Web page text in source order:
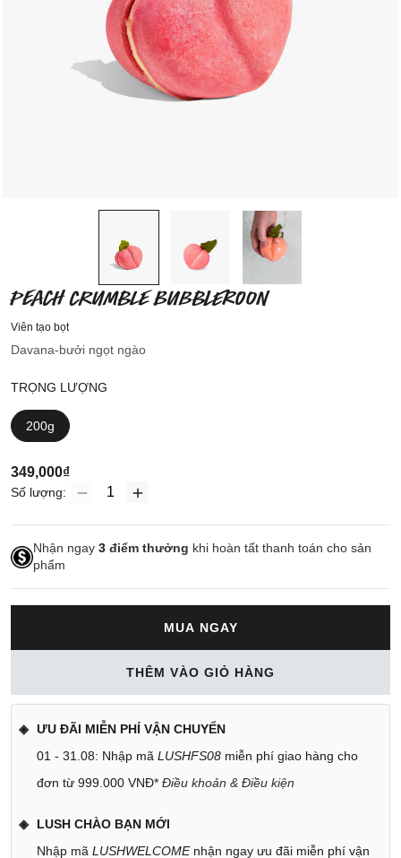
PEACH CRUMBLE BUBBLEROON
Viên tạo bọt
Davana-bưởi ngọt ngào
TRỌNG LƯỢNG
200g
349,000₫
Số lượng:
Nhận ngay 3 điểm thưởng khi hoàn tất thanh toán cho sản
phẩm
MUA NGAY
THÊM VÀO GIỎ HÀNG
ƯU ĐÃI MIỄN PHÍ VẬN CHUYỂN
01 - 31.08: Nhập mã LUSHFS08 miễn phí giao hàng cho
đơn từ 999.000 VNĐ* Điều khoản & Điều kiện
LUSH CHÀO BẠN MỚI
Nhập mã LUSHWELCOMEnhận ngay ưu đãi miễn phí vận